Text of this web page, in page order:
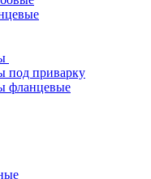
под приварку
фланцевые